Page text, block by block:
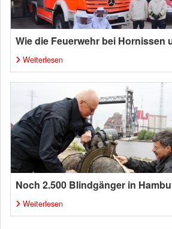
Wie die Feuerwehr bei Hornissen
Weiterlesen
Noch 2.500 Blindgänger in
Weiterlesen